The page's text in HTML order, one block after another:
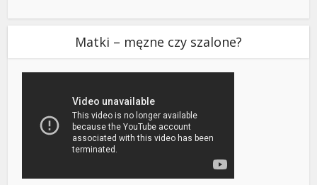
Matki – męzne czy szalone?